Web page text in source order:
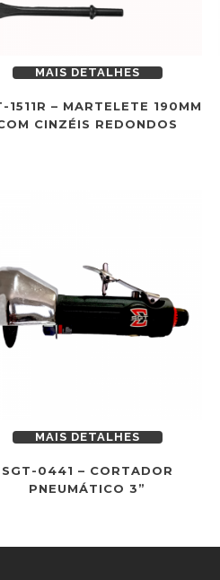
MAIS DETALHES
1511R – MARTELETE 190MM
CINZÉIS REDONDOS
MAIS DETALHES
SGT-0441 – CORTADOR
PNEUMÁTICO 3”